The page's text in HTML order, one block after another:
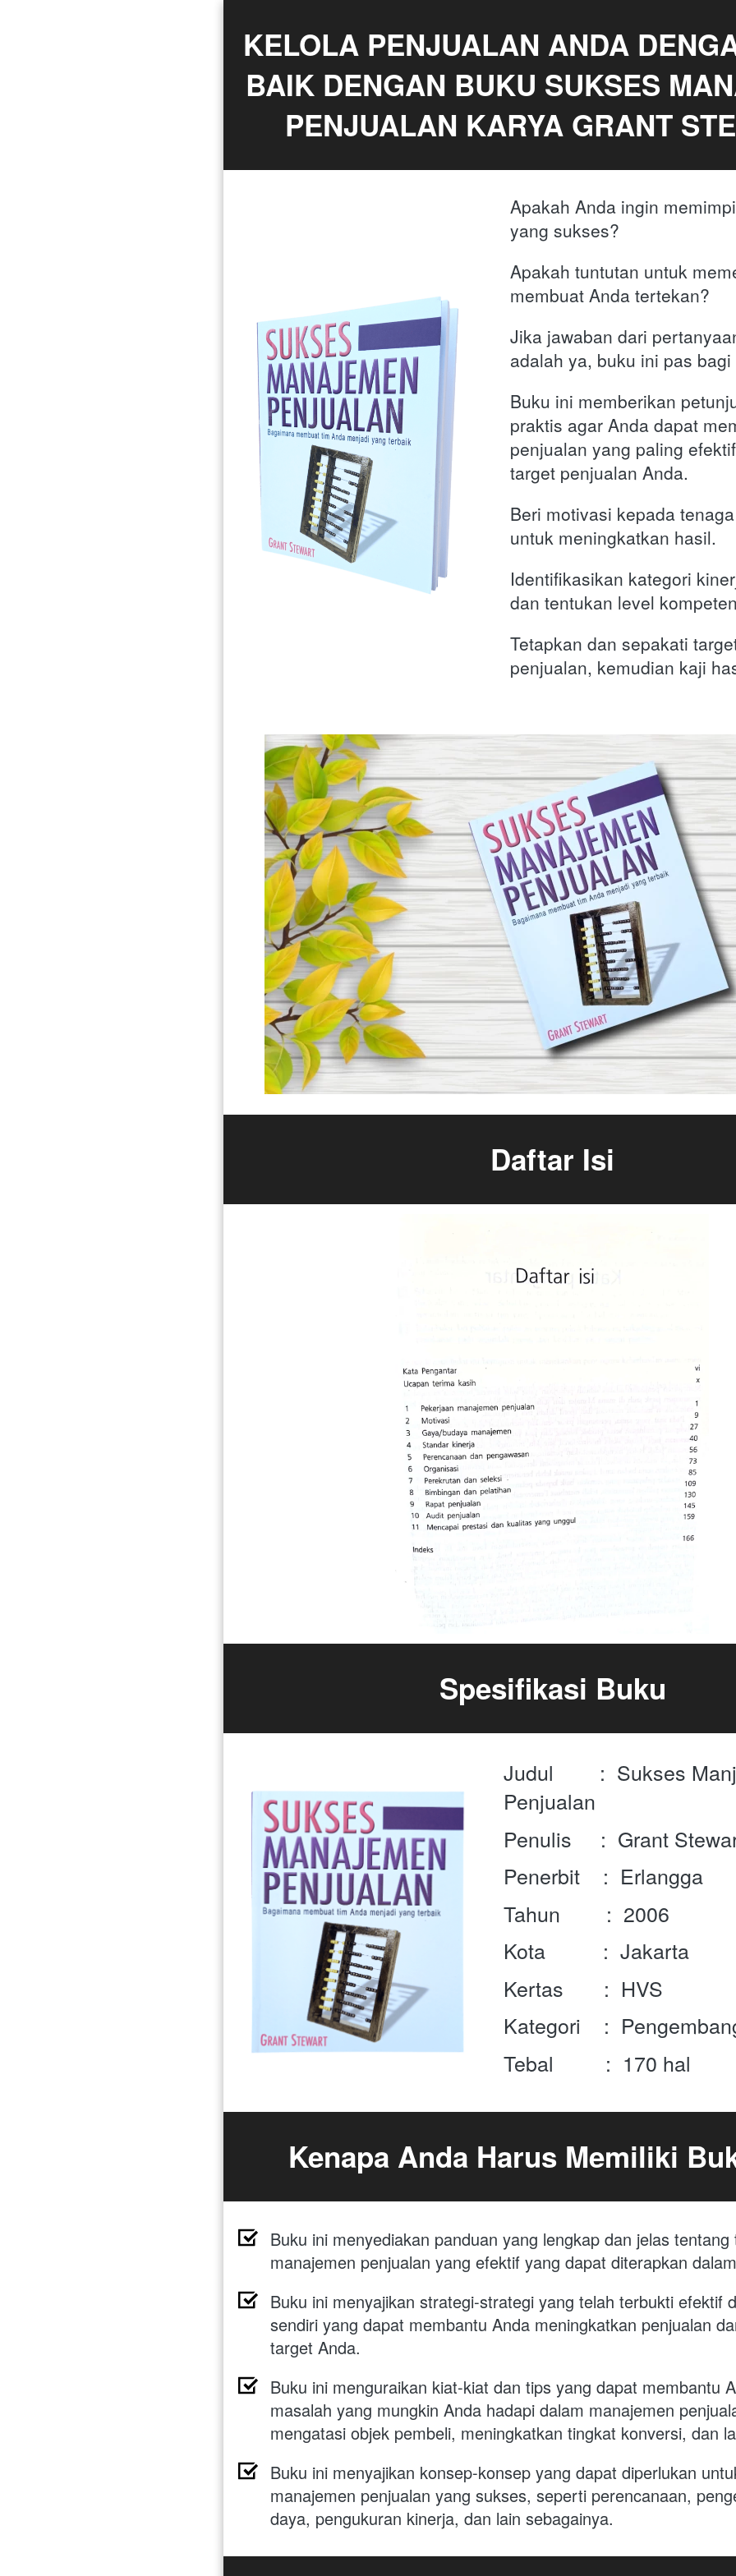
KELOLA PENJUALAN ANDA
BAIK DENGAN BUKU SUKSES
PENJUALAN KARYA GRANT
Apakah Anda ingin
yang sukses?
Apakah tuntutan untuk
membuat Anda tertekan?
Jika jawaban dari
adalah ya, buku ini pas bagi
Buku ini memberikan
praktis agar Anda dapat
penjualan yang paling
target penjualan Anda.
Beri motivasi kepada
untuk meningkatkan hasil.
Identifikasikan kategori
dan tentukan level
Tetapkan dan sepakati
penjualan, kemudian kaji
Daftar Isi
Spesifikasi Buku
Judul        :  Sukses
Penjualan
Penulis     :  Grant
Penerbit    :  Erlangga
Tahun        :  2006
Kota          :  Jakarta
Kertas       :  HVS
Kategori    :
Tebal         :  170 hal
Kenapa Anda Harus Memiliki
Buku ini menyediakan panduan yang lengkap dan jelas tentang
manajemen penjualan yang efektif yang dapat diterapkan
Buku ini menyajikan strategi-strategi yang telah terbukti efektif
sendiri yang dapat membantu Anda meningkatkan penjualan
target Anda.
Buku ini menguraikan kiat-kiat dan tips yang dapat membantu
masalah yang mungkin Anda hadapi dalam manajemen
mengatasi objek pembeli, meningkatkan tingkat konversi, dan
Buku ini menyajikan konsep-konsep yang dapat diperlukan
manajemen penjualan yang sukses, seperti perencanaan,
daya, pengukuran kinerja, dan lain sebagainya.